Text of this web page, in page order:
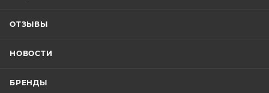
ОТЗЫВЫ
НОВОСТИ
БРЕНДЫ